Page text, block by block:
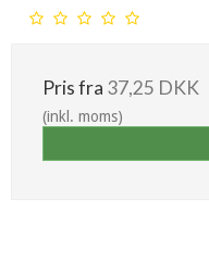
Pris fra 37,25 DKK
(inkl. moms)